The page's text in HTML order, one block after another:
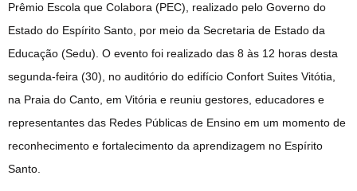
Prêmio Escola que Colabora (PEC), realizado pelo Governo do
Estado do Espírito Santo, por meio da Secretaria de Estado da
Educação (Sedu). O evento foi realizado das 8 às 12 horas desta
segunda-feira (30), no auditório do edifício Confort Suites Vitótia,
na Praia do Canto, em Vitória e reuniu gestores, educadores e
representantes das Redes Públicas de Ensino em um momento de
reconhecimento e fortalecimento da aprendizagem no Espírito
Santo.